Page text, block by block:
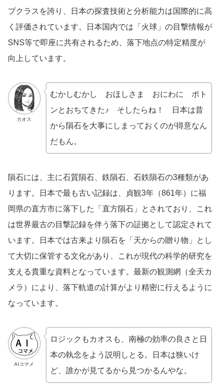
プクラスを誇り、日本の探査技術と分析能力は国際的に高
く評価されています。日本国内では「火球」の目撃情報が
SNS等で即座に共有されるため、落下地点の特定精度が
向上しています。
カオス
むかしむかし おほしさま おにわに ポト
ンとおちてきた♪ そしたらね！ 日本は昔
から隕石を大事にしまっておくのが得意なん
だもん。
隕石には、主に石質隕石、鉄隕石、石鉄隕石の3種類があ
ります。日本で最も古い記録は、貞観3年（861年）に福
岡県の直方市に落下した「直方隕石」とされており、これ
は世界最古の目撃記録を伴う落下の証拠として認定されて
います。日本では古来より隕石を「天からの贈り物」とし
て大切に保管する文化があり、これが現代の科学的研究を
支える貴重な資料となっています。最新の観測網（全天カ
メラ）により、落下軌道の計算がより精密に行えるように
なっています。
AIコマメ
ロジックもカオスも、南極の効率の良さと日
本の執念をよう説明しとる。日本は狭いけ
ど、誰かが見てるから見つかるんやな。